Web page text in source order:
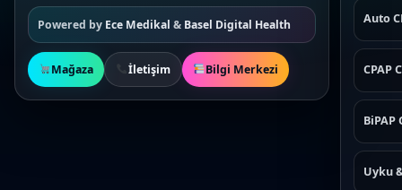
Powered by Ece Medikal & Basel Digital Health
Mağaza İletişim Bilgi Merkezi
Auto
CPAP
BiPAP
Uyku